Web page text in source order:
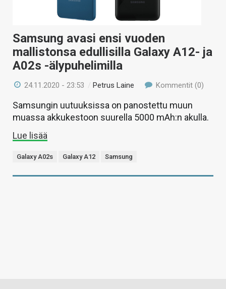
HAKU
Samsung avasi ensi vuoden
mallistonsa edullisilla Galaxy A12- ja
A02s -älypuhelimilla
24.11.2020 - 23:53 /Petrus Laine Kommentit (0)
Samsungin uutuuksissa on panostettu muun
muassa akkukestoon suurella 5000 mAh:n akulla.
Lue lisää
Galaxy A02s Galaxy A12 Samsung